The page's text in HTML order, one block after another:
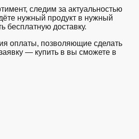
следим за актуальностью
нужный продукт в нужный
доставку.
оплаты, позволяющие сделать
— купить в вы сможете в